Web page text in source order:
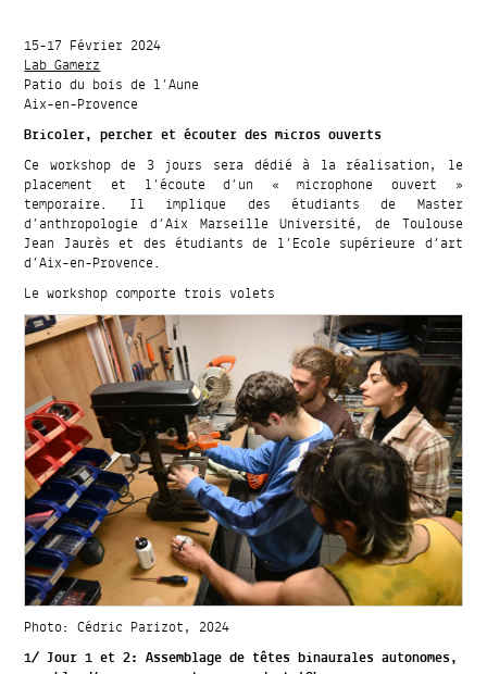
15-17 Février 2024
Lab Gamerz
Patio du bois de l’Aune
Aix-en-Provence
Bricoler, percher et écouter des micros ouverts
Ce workshop de 3 jours sera dédié à la réalisation, le
placement et l’écoute d’un « microphone ouvert »
temporaire. Il implique des étudiants de Master
d’anthropologie d’Aix Marseille Université, de Toulouse
Jean Jaurès et des étudiants de l’Ecole supérieure d’art
d’Aix-en-Provence.
Le workshop comporte trois volets
Photo: Cédric Parizot, 2024
1/ Jour 1 et 2: Assemblage de têtes binaurales autonomes,